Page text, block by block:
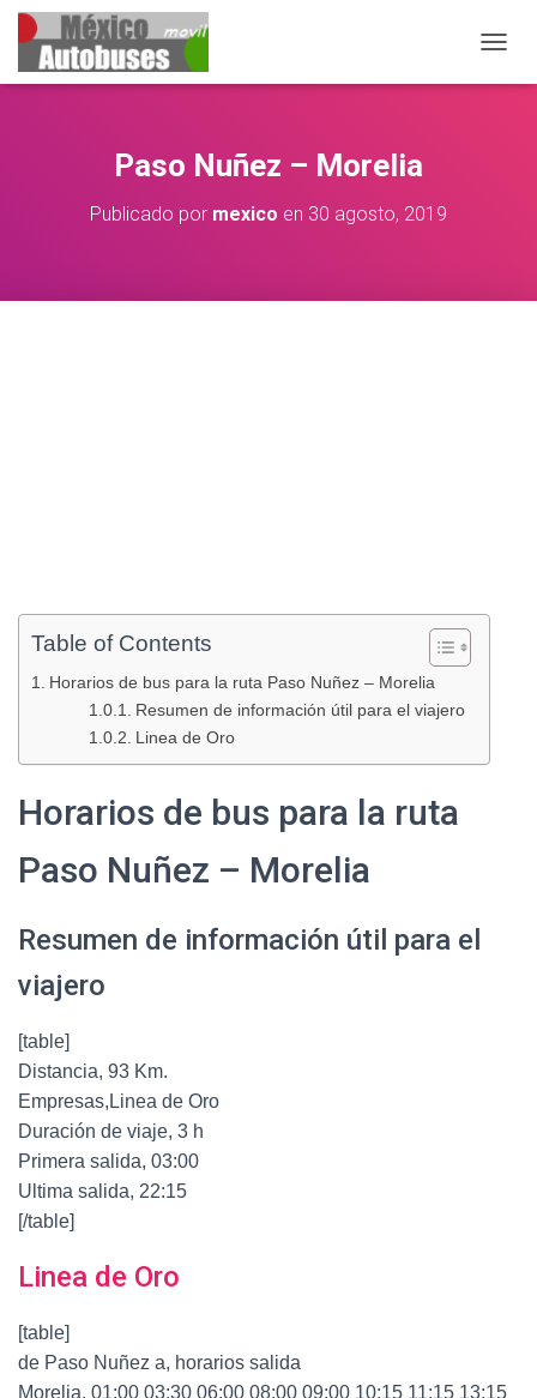
Paso Nuñez – Morelia
Publicado por mexico en 30 agosto, 2019
Table of Contents
Horarios de bus para la ruta Paso Nuñez – Morelia
Resumen de información útil para el viajero
Linea de Oro
Horarios de bus para la ruta
Paso Nuñez – Morelia
Resumen de información útil para el
viajero
[table]
Distancia, 93 Km.
Empresas,Linea de Oro
Duración de viaje, 3 h
Primera salida, 03:00
Ultima salida, 22:15
[/table]
Linea de Oro
[table]
de Paso Nuñez a, horarios salida
Morelia, 01:00 03:30 06:00 08:00 09:00 10:15 11:15 13:15